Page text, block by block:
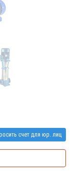
счет для юр. лиц